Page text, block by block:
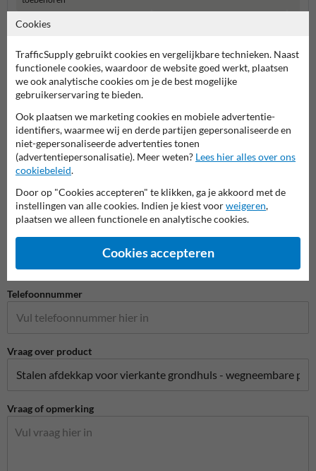
Stel je vraag aan Aanrijdbeveiliging.nl
Naam*
Bedrijfsnaam
E-mailadres*
Telefoonnummer
Vraag over product
Vraag of opmerking
Cookies
TrafficSupply gebruikt cookies en vergelijkbare technieken. Naast
functionele cookies, waardoor de website goed werkt, plaatsen
we ook analytische cookies om je de best mogelijke
gebruikerservaring te bieden.
Ook plaatsen we marketing cookies en mobiele advertentie-
identifiers, waarmee wij en derde partijen gepersonaliseerde en
niet-gepersonaliseerde advertenties tonen
(advertentiepersonalisatie). Meer weten? Lees hier alles over ons
cookiebeleid.
Door op "Cookies accepteren" te klikken, ga je akkoord met de
instellingen van alle cookies. Indien je kiest voorweigeren,
plaatsen we alleen functionele en analytische cookies.
Cookies accepteren